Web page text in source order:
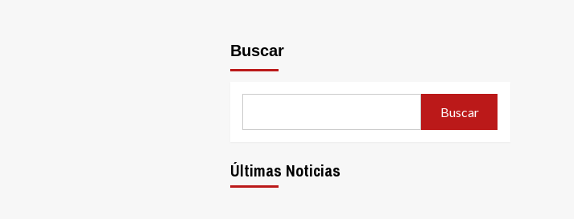
Buscar
Buscar
Últimas Noticias